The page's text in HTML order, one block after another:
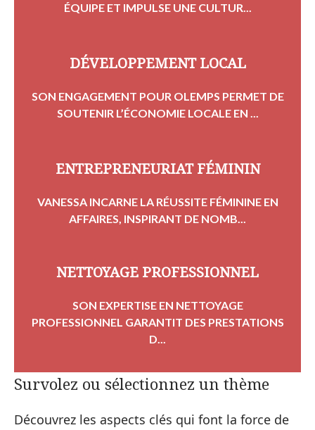
ÉQUIPE ET IMPULSE UNE CULTUR...
DÉVELOPPEMENT LOCAL
SON ENGAGEMENT POUR OLEMPS PERMET DE
SOUTENIR L’ÉCONOMIE LOCALE EN ...
ENTREPRENEURIAT FÉMININ
VANESSA INCARNE LA RÉUSSITE FÉMININE EN
AFFAIRES, INSPIRANT DE NOMB...
NETTOYAGE PROFESSIONNEL
SON EXPERTISE EN NETTOYAGE
PROFESSIONNEL GARANTIT DES PRESTATIONS
D...
Survolez ou sélectionnez un thème
Découvrez les aspects clés qui font la force de